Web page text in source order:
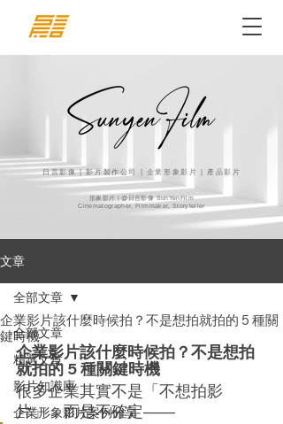
日言影像 | 影片製作公司 | 企業形象影片 | 產品影片
形象影片 | @日言影像 SunYenFilm
Cinematographer, Filmmaker, Storyteller
文章
全部文章
精選文章
影片知識庫
企業形象影片案例分享
全部文章
企業影片該什麼時候拍？不是想拍就拍的 5 種關
鍵時機
企業影片該什麼時候拍？不是想拍
就拍的 5 種關鍵時機
很多企業其實不是「不想拍影
片」，而是不確定——